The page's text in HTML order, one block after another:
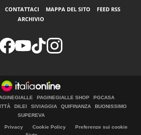
CONTATTACI MAPPA DEL SITO
FEED RSS
ARCHIVIO
PAGINEGIALLE SHOP
PGCASA
DILEI SIVIAGGIA QUIFINANZA
BUONISSIMO
SUPEREVA
Privacy Cookie Policy
Preferenze sui cookie